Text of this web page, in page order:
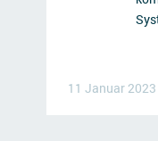
11 Januar 2023